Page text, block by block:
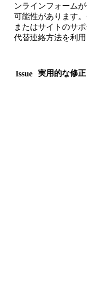
ンラインフォーム
可能性があります。
またはサイトのサ
代替連絡方法を利用
Issue 実用的な修正